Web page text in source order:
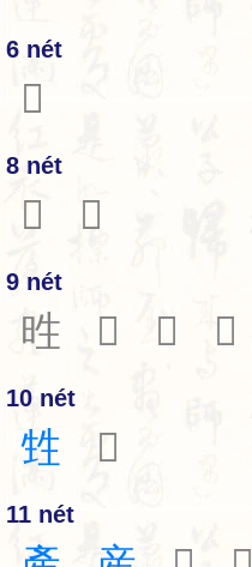
6 nét
𤯔
8 nét
𤯕 𤯗
9 nét
甠 𤯚 𤯛 𤯝
10 nét
甡 𤯟
11 nét